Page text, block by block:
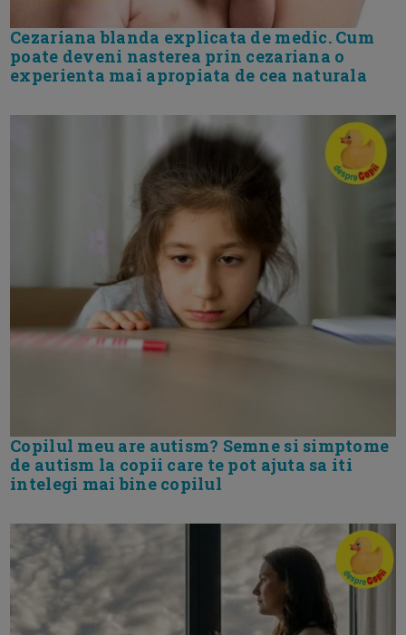
Cezariana blanda explicata de medic. Cum
poate deveni nasterea prin cezariana o
experienta mai apropiata de cea naturala
Copilul meu are autism? Semne si simptome
de autism la copii care te pot ajuta sa iti
intelegi mai bine copilul